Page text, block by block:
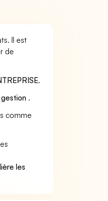
Il est
de
.
.
comme
les